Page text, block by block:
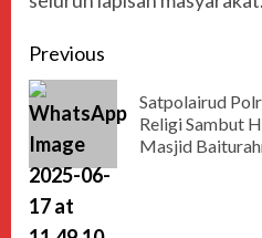
Previous
Satpolairud
Religi Sambut
Masjid